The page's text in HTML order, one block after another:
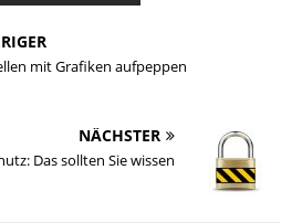
mit Grafiken aufpeppen
NÄCHSTER
Das sollten Sie wissen